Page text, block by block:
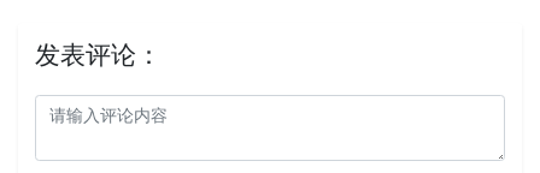
发表评论：